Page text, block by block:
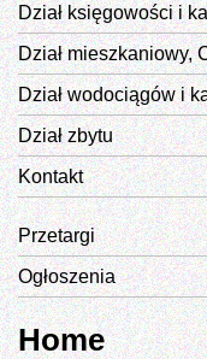
Dział księgowości i
Dział mieszkaniowy,
Dział wodociągów i
Dział zbytu
Kontakt
Przetargi
Ogłoszenia
Home